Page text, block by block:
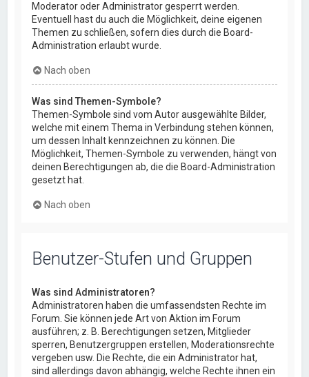
Moderator oder Administrator gesperrt werden.
Eventuell hast du auch die Möglichkeit, deine eigenen
Themen zu schließen, sofern dies durch die Board-
Administration erlaubt wurde.
Nach oben
Was sind Themen-Symbole?
Themen-Symbole sind vom Autor ausgewählte Bilder,
welche mit einem Thema in Verbindung stehen können,
um dessen Inhalt kennzeichnen zu können. Die
Möglichkeit, Themen-Symbole zu verwenden, hängt von
deinen Berechtigungen ab, die die Board-Administration
gesetzt hat.
Nach oben
Benutzer-Stufen und Gruppen
Was sind Administratoren?
Administratoren haben die umfassendsten Rechte im
Forum. Sie können jede Art von Aktion im Forum
ausführen; z. B. Berechtigungen setzen, Mitglieder
sperren, Benutzergruppen erstellen, Moderationsrechte
vergeben usw. Die Rechte, die ein Administrator hat,
sind allerdings davon abhängig, welche Rechte ihnen ein